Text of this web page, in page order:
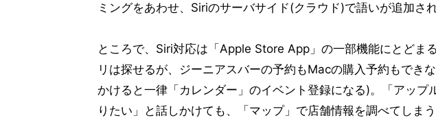
ミングをあわせ、Siriのサーバサイド(クラウド)で語いが追加さ
ところで、Siri対応は「Apple Store App」の一部機能にとどま
リは探せるが、ジーニアスバーの予約もMacの購入予約もでき
かけると一律「カレンダー」のイベント登録になる)。「アップ
りたい」と話しかけても、「マップ」で店舗情報を調べてしま